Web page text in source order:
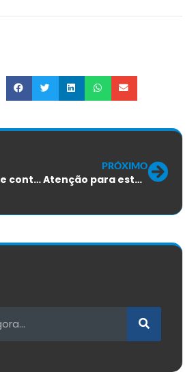
Não ao golpe contra os direitos dos trabalhadores!
PRÓXIMO
Atenção para este edital de convocação!